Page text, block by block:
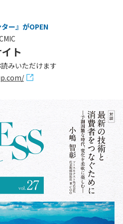
ター』がOPEN
ト
みいただけます